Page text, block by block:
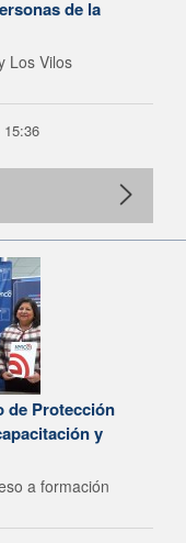
de la
Los Vilos
de Protección
y
a formación